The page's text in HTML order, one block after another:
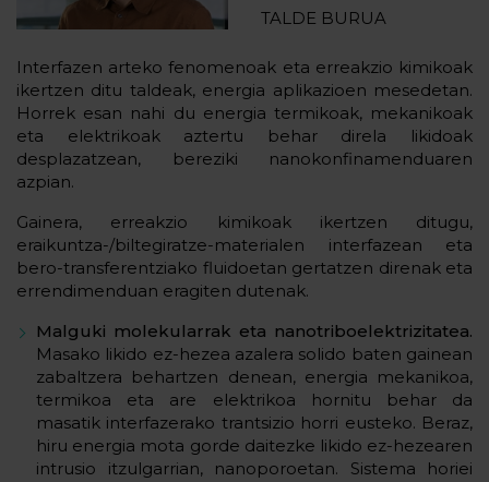
TALDE BURUA
Interfazen arteko fenomenoak eta erreakzio kimikoak
ikertzen ditu taldeak, energia aplikazioen mesedetan.
Horrek esan nahi du energia termikoak, mekanikoak
eta elektrikoak aztertu behar direla likidoak
desplazatzean, bereziki nanokonfinamenduaren
azpian.
Gainera, erreakzio kimikoak ikertzen ditugu,
eraikuntza-/biltegiratze-materialen interfazean eta
bero-transferentziako fluidoetan gertatzen direnak eta
errendimenduan eragiten dutenak.
Malguki molekularrak eta nanotriboelektrizitatea.
Masako likido ez-hezea azalera solido baten gainean
zabaltzera behartzen denean, energia mekanikoa,
termikoa eta are elektrikoa hornitu behar da
masatik interfazerako trantsizio horri eusteko. Beraz,
hiru energia mota gorde daitezke likido ez-hezearen
intrusio itzulgarrian, nanoporoetan. Sistema horiei